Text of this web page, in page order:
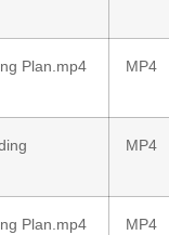
Plan.mp4 MP4
MP4
Plan.mp4 MP4